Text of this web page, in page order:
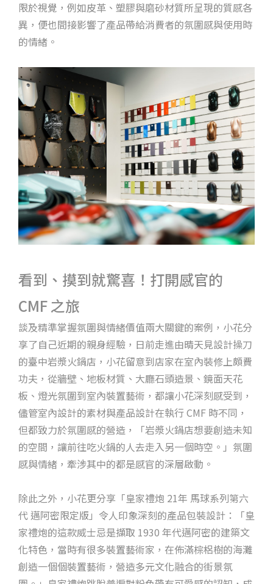
限於視覺，例如皮革、塑膠與磨砂材質所呈現的質感各
異，便也間接影響了產品帶給消費者的氛圍感與使用時
的情緒。
看到、摸到就驚喜！打開感官的
CMF 之旅
談及精準掌握氛圍與情緒價值兩大關鍵的案例，小花分
享了自己近期的親身經驗，日前走進由晴天見設計操刀
的臺中岩漿火鍋店，小花留意到店家在室內裝修上頗費
功夫，從牆壁、地板材質、大廳石頭造景、鏡面天花
板、燈光氛圍到室內裝置藝術，都讓小花深刻感受到，
儘管室內設計的素材與產品設計在執行 CMF 時不同，
但都致力於氛圍感的營造，「岩漿火鍋店想要創造未知
的空間，讓前往吃火鍋的人去走入另一個時空。」氛圍
感與情緒，牽涉其中的都是感官的深層啟動。
除此之外，小花更分享「皇家禮炮 21年 馬球系列第六
代 邁阿密限定版」令人印象深刻的產品包裝設計：「皇
家禮炮的這款威士忌是擷取 1930 年代邁阿密的建築文
化特色，當時有很多裝置藝術家，在佈滿棕梠樹的海灘
創造一個個裝置藝術，營造多元文化融合的街景氛